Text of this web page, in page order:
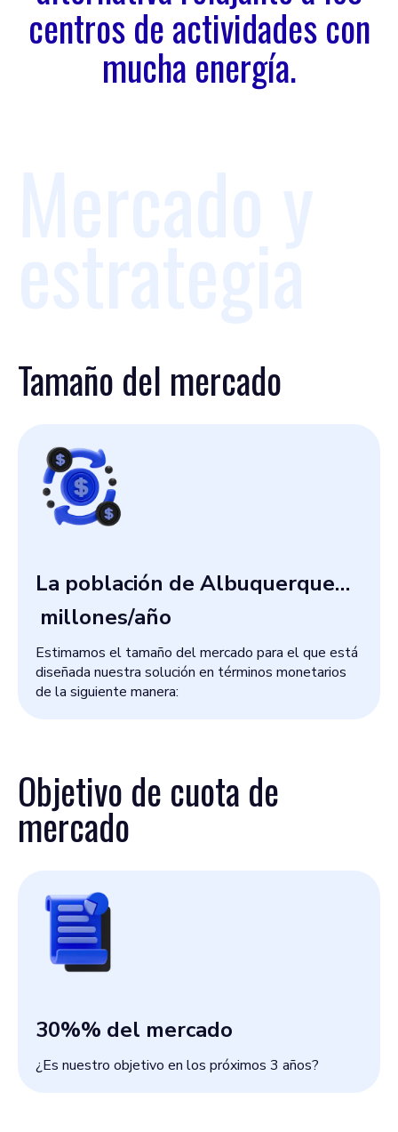
centros de actividades con
mucha energía.
Tamaño del mercado
La población de Albuquerque
es de ~ 564 000 habitantes, con
un ~ 23% menores de 18 años.
millones/año
Estimamos el tamaño del mercado para el que está
diseñada nuestra solución en términos monetarios
de la siguiente manera:
Objetivo de cuota de
mercado
30%% del mercado
¿Es nuestro objetivo en los próximos 3 años?